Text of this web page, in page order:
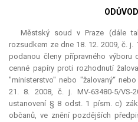
Městský soud v Praze (dále
rozsudkem ze dne 18. 12. 2009, č. j.
podanou členy přípravného výboru
cenné papíry proti rozhodnutí
"ministerstvo" nebo "žalovaný“
21. 8. 2008, č. j. MV-63480-5/VS-
ustanovení § 8 odst. 1 písm. c)
občanů, ve znění pozdějších